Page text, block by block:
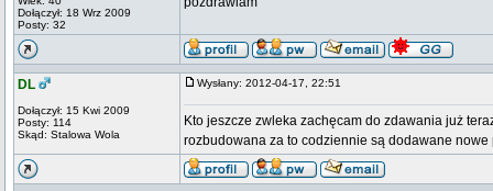
Dołączył: 18 Wrz 2009
Posty: 32
DL
Dołączył: 15 Kwi 2009
Posty: 114
Skąd: Stalowa Wola
Wysłany: 2012-04-17, 22:51
Kto jeszcze zwleka zachęcam do zdawania już
rozbudowana za to codziennie są dodawane